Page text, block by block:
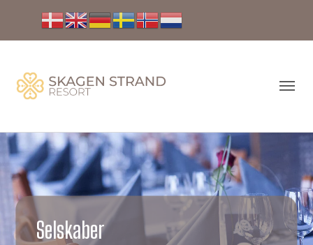
Selskaber